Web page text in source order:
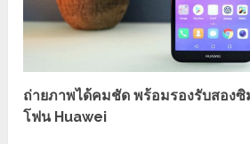
ถ่ายภาพได้คมชัด พร้อมรองรับสอง
โฟน Huawei